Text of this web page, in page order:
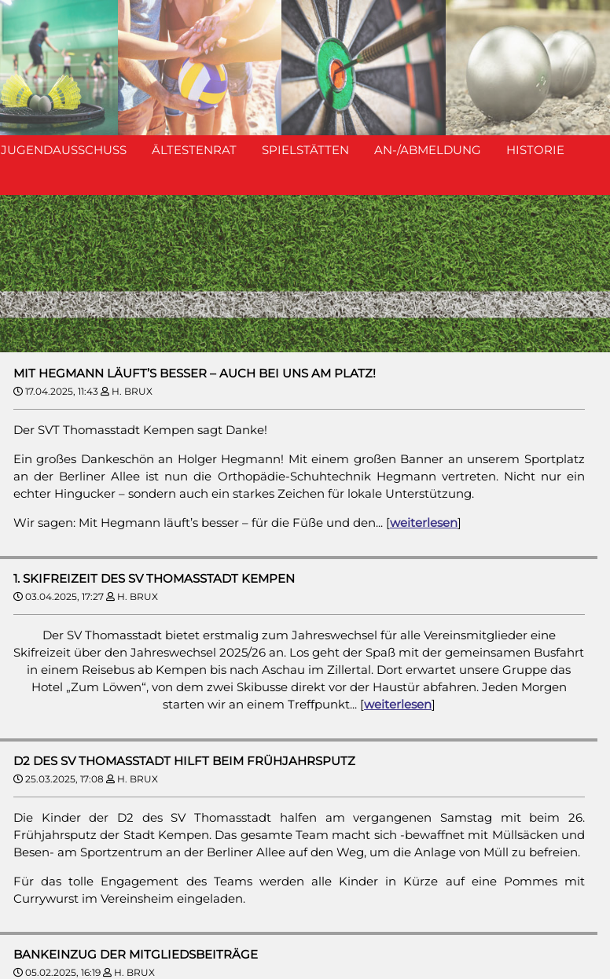
JUGENDAUSSCHUSS ÄLTESTENRAT SPIELSTÄTTEN AN-/ABMELDUNG
HISTORIE
MIT HEGMANN LÄUFT’S BESSER – AUCH BEI UNS AM PLATZ!
17.04.2025, 11:43 H. BRUX
Der SVT Thomasstadt Kempen sagt Danke!
Ein großes Dankeschön an Holger Hegmann! Mit einem großen Banner an unserem Sportplatz
an der Berliner Allee ist nun die Orthopädie-Schuhtechnik Hegmann vertreten. Nicht nur ein
echter Hingucker – sondern auch ein starkes Zeichen für lokale Unterstützung.
Wir sagen: Mit Hegmann läuft’s besser – für die Füße und den... [weiterlesen]
1. SKIFREIZEIT DES SV THOMASSTADT KEMPEN
03.04.2025, 17:27 H. BRUX
Der SV Thomasstadt bietet erstmalig zum Jahreswechsel für alle Vereinsmitglieder eine
Skifreizeit über den Jahreswechsel 2025/26 an. Los geht der Spaß mit der gemeinsamen Busfahrt
in einem Reisebus ab Kempen bis nach Aschau im Zillertal. Dort erwartet unsere Gruppe das
Hotel „Zum Löwen“, von dem zwei Skibusse direkt vor der Haustür abfahren. Jeden Morgen
starten wir an einem Treffpunkt... [weiterlesen]
D2 DES SV THOMASSTADT HILFT BEIM FRÜHJAHRSPUTZ
25.03.2025, 17:08 H. BRUX
Die Kinder der D2 des SV Thomasstadt halfen am vergangenen Samstag mit beim 26.
Frühjahrsputz der Stadt Kempen. Das gesamte Team macht sich -bewaffnet mit Müllsäcken und
Besen- am Sportzentrum an der Berliner Allee auf den Weg, um die Anlage von Müll zu befreien.
Für das tolle Engagement des Teams werden alle Kinder in Kürze auf eine Pommes mit
Currywurst im Vereinsheim eingeladen.
BANKEINZUG DER MITGLIEDSBEITRÄGE
05.02.2025, 16:19 H. BRUX